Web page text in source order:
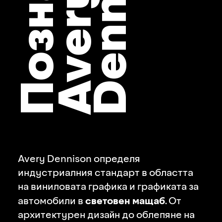
Позна
y
i
Avery Dennison определя
индустриалния стандарт в областта
на виниловата графика и графиката за
автомобили в световен мащаб. От
архитектурен дизайн до облепяне на